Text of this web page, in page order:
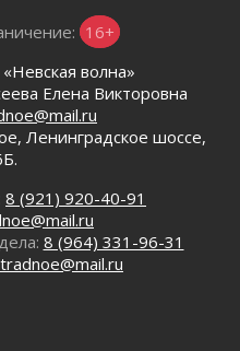
Ленинградец»
к заветной цели
16+
волна»
Елена Викторовна
Ленинградское шоссе,
8 (921) 920-40-91
8 (964) 331-96-31